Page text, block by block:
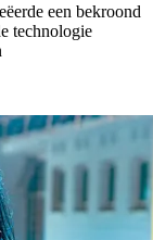
een bekroond
technologie